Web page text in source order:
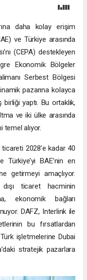
daha kolay erişim
ve Türkiye arasında
(CEPA) destekleyen
Ekonomik Bölgeler
Serbest Bölgesi
pazarına kolayca
yaptı. Bu ortaklık,
ve iki ülke arasında
alıyor.
ticareti 2028’e kadar 40
BAE’nin en
getirmeyi amaçlıyor.
ticaret hacminin
ekonomik bağları
DAFZ, Interlink ile
bu fırsatlardan
işletmelerine Dubai
stratejik pazarlara